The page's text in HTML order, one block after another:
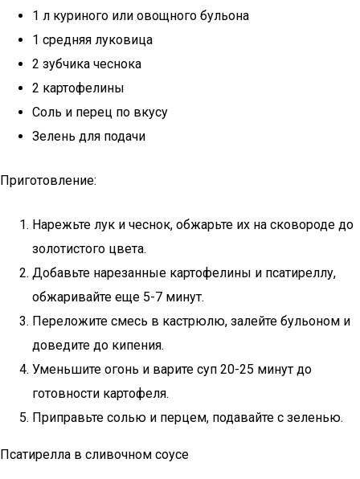
1 л куриного или овощного бульона
1 средняя луковица
2 зубчика чеснока
2 картофелины
Соль и перец по вкусу
Зелень для подачи
Приготовление:
Нарежьте лук и чеснок, обжарьте их на сковороде до
золотистого цвета.
Добавьте нарезанные картофелины и псатиреллу,
обжаривайте еще 5-7 минут.
Переложите смесь в кастрюлю, залейте бульоном и
доведите до кипения.
Уменьшите огонь и варите суп 20-25 минут до
готовности картофеля.
Приправьте солью и перцем, подавайте с зеленью.
Псатирелла в сливочном соусе